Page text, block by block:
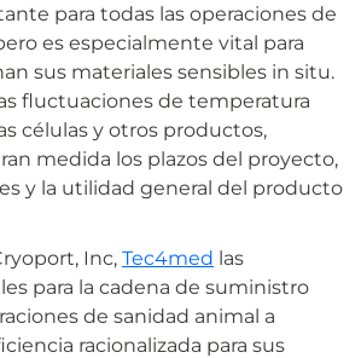
para todas las operaciones de
es especialmente vital para
sus materiales sensibles in situ.
fluctuaciones de temperatura
células y otros productos,
medida los plazos del proyecto,
y la utilidad general del producto
Inc, Tec4med las
para la cadena de suministro
de sanidad animal a
racionalizada para sus